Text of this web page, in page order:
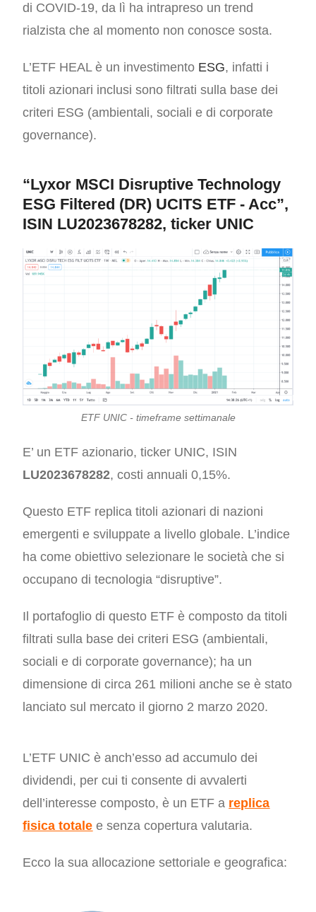
di COVID-19, da lì ha intrapreso un trend
rialzista che al momento non conosce sosta.
L’ETF HEAL è un investimento ESG, infatti i
titoli azionari inclusi sono filtrati sulla base dei
criteri ESG (ambientali, sociali e di corporate
governance).
“Lyxor MSCI Disruptive Technology
ESG Filtered (DR) UCITS ETF - Acc”,
ISIN LU2023678282, ticker UNIC
ETF UNIC - timeframe settimanale
E’ un ETFazionario, ticker UNIC, ISIN
LU2023678282, costi annuali 0,15%.
Questo ETF replicatitoli azionari di nazioni
emergenti e sviluppate a livello globale. L’indice
ha come obiettivo selezionare le società che si
occupano di tecnologia “disruptive”.
Il portafoglio di questo ETF è composto da titoli
filtrati sulla base dei criteri ESG (ambientali,
sociali e di corporate governance); ha un
dimensione di circa 261 milioni anche se è stato
lanciato sul mercato il giorno 2 marzo 2020.
L’ETF UNIC è anch’esso ad accumulo dei
dividendi, per cui ti consente di avvalerti
dell’interesse composto, è un ETF a replica
fisica totale e senza copertura valutaria.
Ecco la sua allocazione settoriale e geografica: